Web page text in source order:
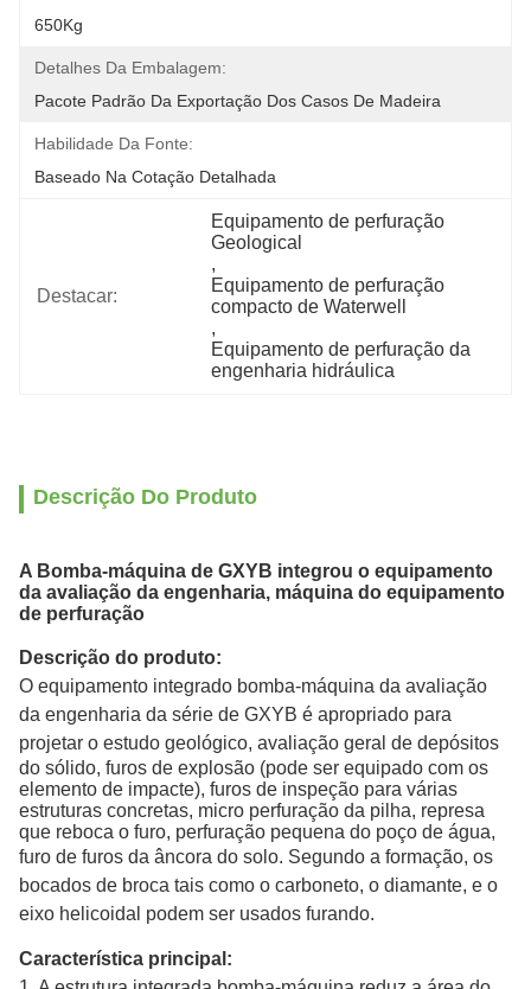
650Kg
Detalhes Da Embalagem:
Pacote Padrão Da Exportação Dos Casos De Madeira
Habilidade Da Fonte:
Baseado Na Cotação Detalhada
Destacar:
Equipamento de perfuração
Geological
,
Equipamento de perfuração
compacto de Waterwell
,
Equipamento de perfuração da
engenharia hidráulica
Descrição Do Produto
A Bomba-máquina de GXYB integrou o equipamento
da avaliação da engenharia, máquina do equipamento
de perfuração
Descrição do produto:
O equipamento integrado bomba-máquina da avaliação
da engenharia da série de GXYB é apropriado para
projetar o estudo geológico, avaliação geral de depósitos
do sólido, furos de explosão (pode ser equipado com os
elemento de impacte), furos de inspeção para várias
estruturas concretas, micro perfuração da pilha, represa
que reboca o furo, perfuração pequena do poço de água,
furo de furos da âncora do solo. Segundo a formação, os
bocados de broca tais como o carboneto, o diamante, e o
eixo helicoidal podem ser usados furando.
Característica principal: